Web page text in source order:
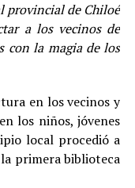
provincial de Chiloé
a los vecinos de
con la magia de los
en los vecinos y
los niños, jóvenes
local procedió a
primera biblioteca